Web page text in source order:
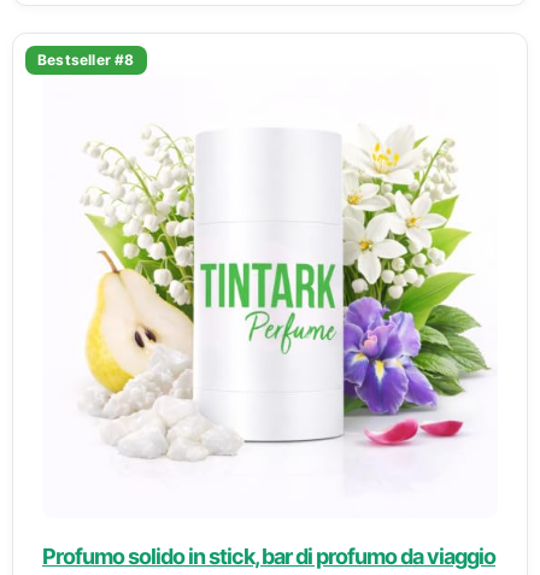
Bestseller #8
Profumo solido in stick, bar di profumo da viaggio